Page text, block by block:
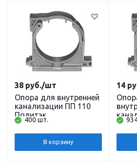
Опора для внутренней
канализации ПП 110
Политэк
400 шт.
38 руб./шт
В корзину
14